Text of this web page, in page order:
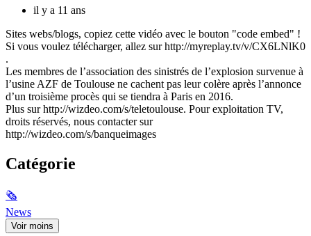
il y a 11 ans
Sites webs/blogs, copiez cette vidéo avec le bouton "code embed" !
Si vous voulez télécharger, allez sur http://myreplay.tv/v/CX6LNlK0
.
Les membres de l’association des sinistrés de l’explosion survenue à
l’usine AZF de Toulouse ne cachent pas leur colère après l’annonce
d’un troisième procès qui se tiendra à Paris en 2016.
Plus sur http://wizdeo.com/s/teletoulouse. Pour exploitation TV,
droits réservés, nous contacter sur
http://wizdeo.com/s/banqueimages
Catégorie
🗞
News
Voir moins